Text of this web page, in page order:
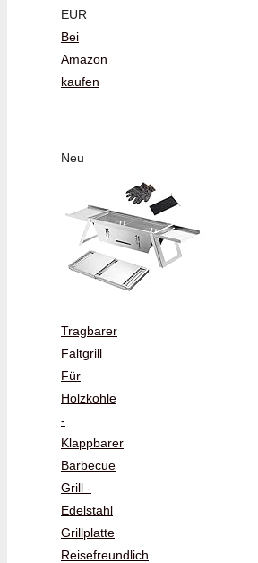
EUR
Bei
Amazon
kaufen
Neu
Tragbarer
Faltgrill
Für
Holzkohle
-
Klappbarer
Barbecue
Grill -
Edelstahl
Grillplatte
Reisefreundlich